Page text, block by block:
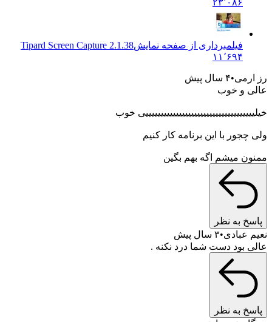
۲۳٬۰۸۶
فیلمبرداری از صفحه نمایشTipard Screen Capture 2.1.38
۱۱٬۶۹۴
۴ سال پیش
و خوب
خوب
با این برنامه کار کنیم
میشم اگه بهم بگین
به نظر
۳ سال پیش
بود دست شما درد نکنه .
به نظر